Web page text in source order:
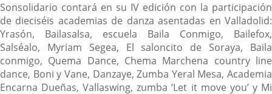
Sonsolidario contará en su IV edición con la participación
de dieciséis academias de danza asentadas en Valladolid:
Yrasón, Bailasalsa, escuela Baila Conmigo, Bailefox,
Salséalo, Myriam Segea, El saloncito de Soraya, Baila
conmigo, Quema Dance, Chema Marchena country line
dance, Boni y Vane, Danzaye, Zumba Yeral Mesa, Academia
Encarna Dueñas, Vallaswing, zumba ‘Let it move you’ y Mi